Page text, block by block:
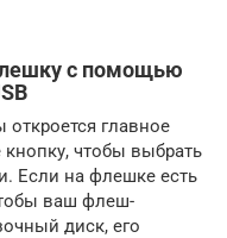
с помощью
главное
чтобы выбрать
Если на флешке есть
ваш флеш-
диск, его